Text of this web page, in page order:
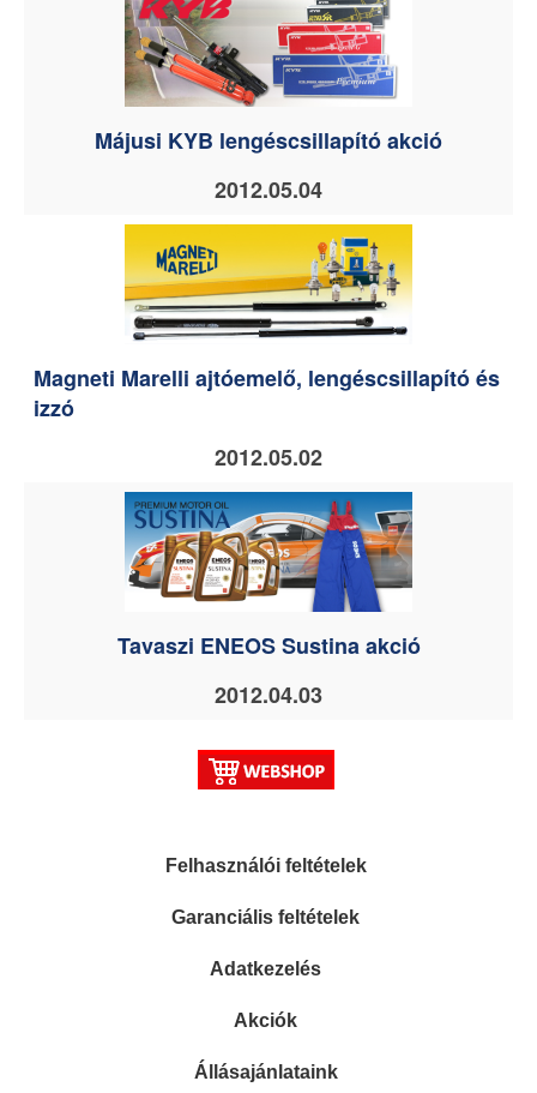
Májusi KYB lengéscsillapító akció
2012.05.04
Magneti Marelli ajtóemelő, lengéscsillapító és
izzó
2012.05.02
Tavaszi ENEOS Sustina akció
2012.04.03
Felhasználói feltételek
Garanciális feltételek
Adatkezelés
Akciók
Állásajánlataink